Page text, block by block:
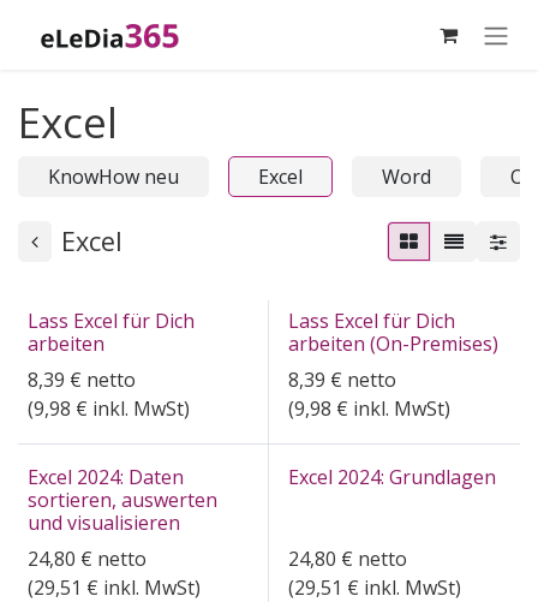
Excel
KnowHow neu Excel Word
Excel
Lass Excel für Dich
arbeiten
8,39 € netto
(9,98 € inkl. MwSt)
Lass Excel für Dich
arbeiten (On-Premises)
8,39 € netto
(9,98 € inkl. MwSt)
Excel 2024: Daten
sortieren, auswerten
und visualisieren
24,80 € netto
(29,51 € inkl. MwSt)
Excel 2024: Grundlagen
24,80 € netto
(29,51 € inkl. MwSt)